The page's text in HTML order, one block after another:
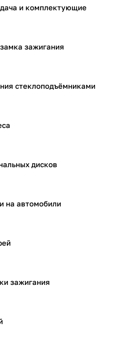
и комплектующие
зажигания
стеклоподъёмниками
дисков
на автомобили
зажигания